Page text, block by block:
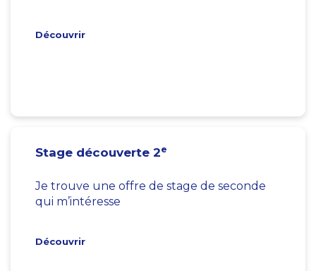
Découvrir
Stage découverte 2e
Je trouve une offre de stage de seconde
qui m’intéresse
Découvrir